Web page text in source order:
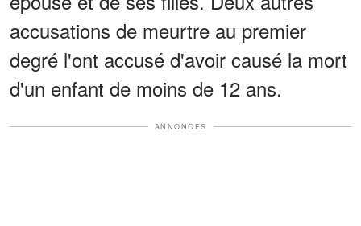
accusations de meurtre au premier
degré l'ont accusé d'avoir causé la mort
d'un enfant de moins de 12 ans.
ANNONCES